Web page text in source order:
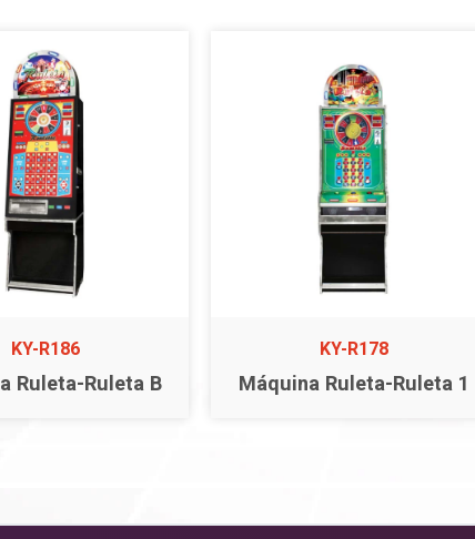
KY-R186
Ruleta-Ruleta B
KY-R178
Máquina Ruleta-Ruleta 1